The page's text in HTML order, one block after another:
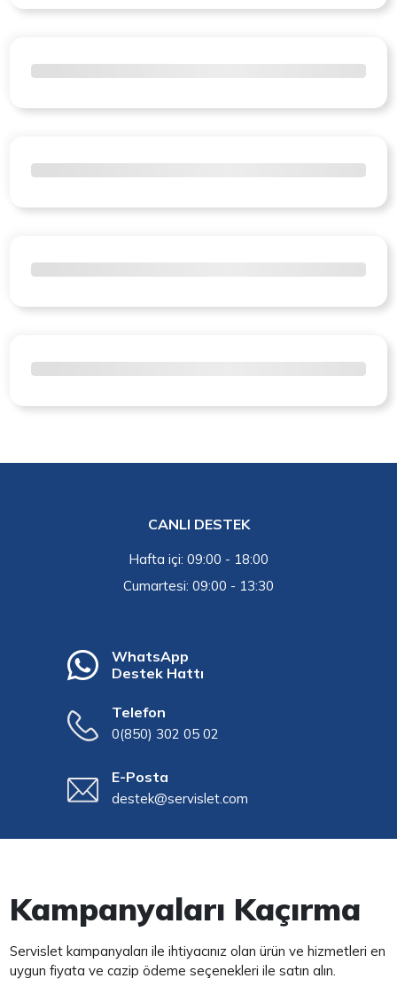
CANLI DESTEK
Hafta içi: 09:00 - 18:00
Cumartesi: 09:00 - 13:30
WhatsApp
Destek Hattı
Telefon
0(850) 302 05 02
E-Posta
destek@servislet.com
Kampanyaları Kaçırma
Servislet kampanyaları ile ihtiyacınız olan ürün ve hizmetleri en
uygun fiyata ve cazip ödeme seçenekleri ile satın alın.